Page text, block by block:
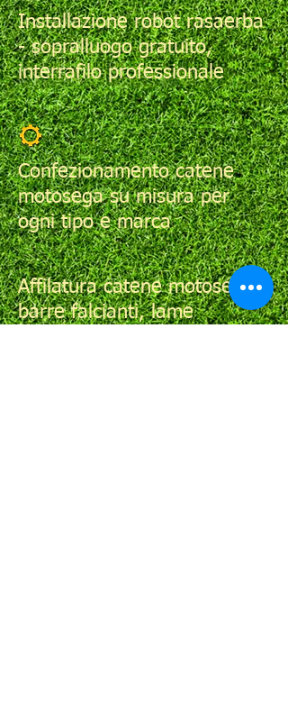
Installazione robot rasaerba
- sopralluogo gratuito,
interrafilo professionale
Confezionamento catene
motosega su misura per
ogni tipo e marca
Affilatura catene motosega,
barre falcianti, lame